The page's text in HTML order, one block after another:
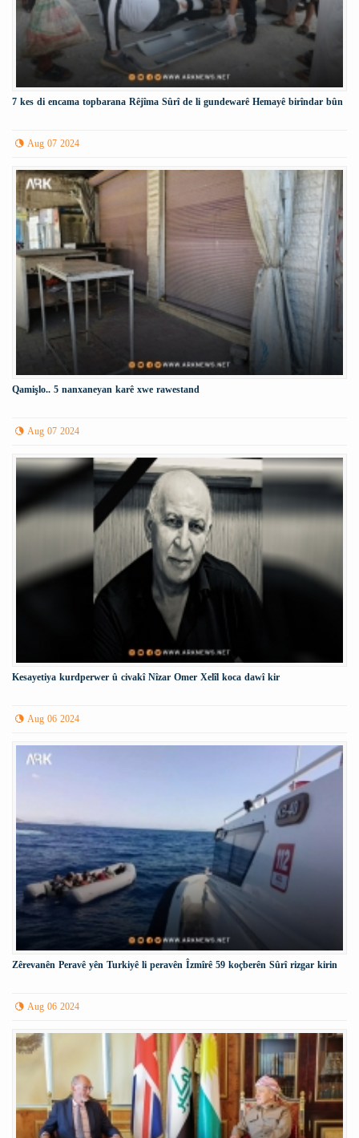
7 kes di encama topbarana Rêjîma Sûrî de li gundewarê Hemayê birîndar bûn
Aug 07 2024
Qamişlo.. 5 nanxaneyan karê xwe rawestand
Aug 07 2024
Kesayetiya kurdperwer û civakî Nîzar Omer Xelîl koca dawî kir
Aug 06 2024
Zêrevanên Peravê yên Turkiyê li peravên Îzmîrê 59 koçberên Sûrî rizgar kirin
Aug 06 2024